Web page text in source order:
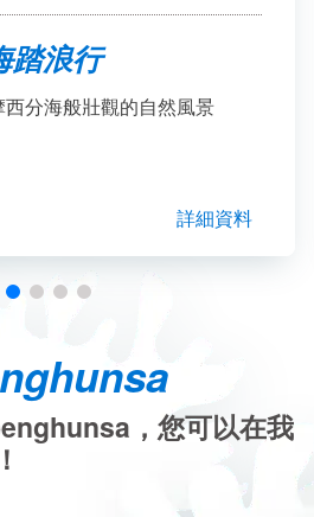
踏浪行
分海般壯觀的自然風景
詳細資料
，您可以在我